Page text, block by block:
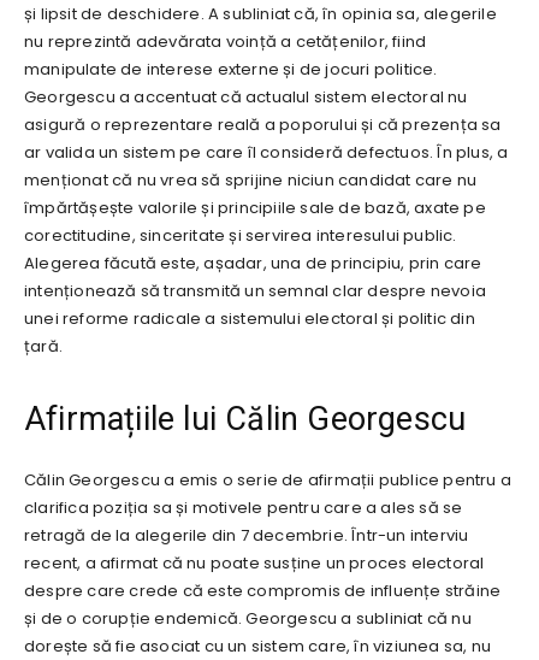
și lipsit de deschidere. A subliniat că, în opinia sa, alegerile
nu reprezintă adevărata voință a cetățenilor, fiind
manipulate de interese externe și de jocuri politice.
Georgescu a accentuat că actualul sistem electoral nu
asigură o reprezentare reală a poporului și că prezența sa
ar valida un sistem pe care îl consideră defectuos. În plus, a
menționat că nu vrea să sprijine niciun candidat care nu
împărtășește valorile și principiile sale de bază, axate pe
corectitudine, sinceritate și servirea interesului public.
Alegerea făcută este, așadar, una de principiu, prin care
intenționează să transmită un semnal clar despre nevoia
unei reforme radicale a sistemului electoral și politic din
țară.
Afirmațiile lui Călin Georgescu
Călin Georgescu a emis o serie de afirmații publice pentru a
clarifica poziția sa și motivele pentru care a ales să se
retragă de la alegerile din 7 decembrie. Într-un interviu
recent, a afirmat că nu poate susține un proces electoral
despre care crede că este compromis de influențe străine
și de o corupție endemică. Georgescu a subliniat că nu
dorește să fie asociat cu un sistem care, în viziunea sa, nu